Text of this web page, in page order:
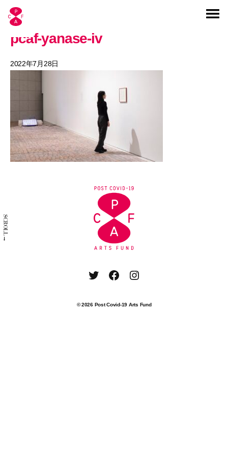
SCROLL→
pcaf-yanase-iv
2022年7月28日
TwitterFacebookInstagram
© 2026 Post Covid-19 Arts Fund